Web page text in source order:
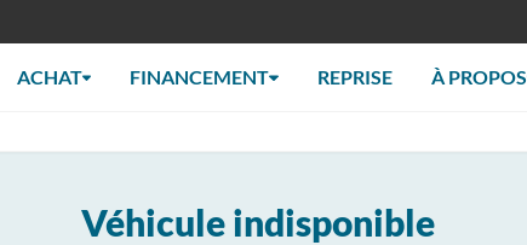
ACHAT FINANCEMENT REPRISE À PROPOS
Véhicule indisponible